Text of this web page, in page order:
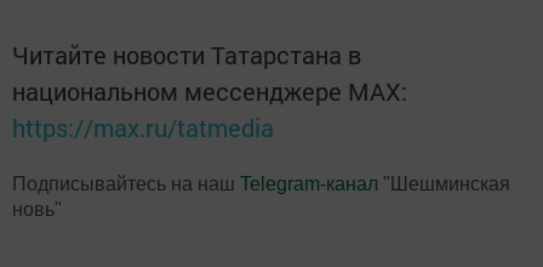
Читайте новости Татарстана в
национальном мессенджере MАХ:
https://max.ru/tatmedia
Подписывайтесь на наш Telegram-канал "Шешминская
новь"